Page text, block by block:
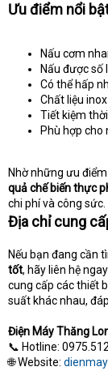
Ưu điểm nổi
Nấu cơm
Nấu được
Có thể hấp
Chất liệu
Tiết kiệm
Phù hợp cho
Nhờ những ưu
quả chế biến thực
chi phí và công sức.
Địa chỉ cung
Nếu bạn đang cần
tốt, hãy liên hệ
cung cấp các thiết
suất khác nhau,
Điện Máy Thăng
📞 Hotline:
🌐 Website: